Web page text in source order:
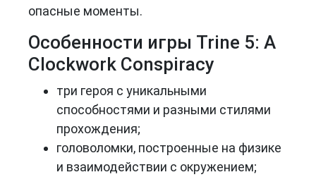
опасные моменты.
Особенности игры Trine 5: A
Clockwork Conspiracy
три героя с уникальными
способностями и разными стилями
прохождения;
головоломки, построенные на физике
и взаимодействии с окружением;